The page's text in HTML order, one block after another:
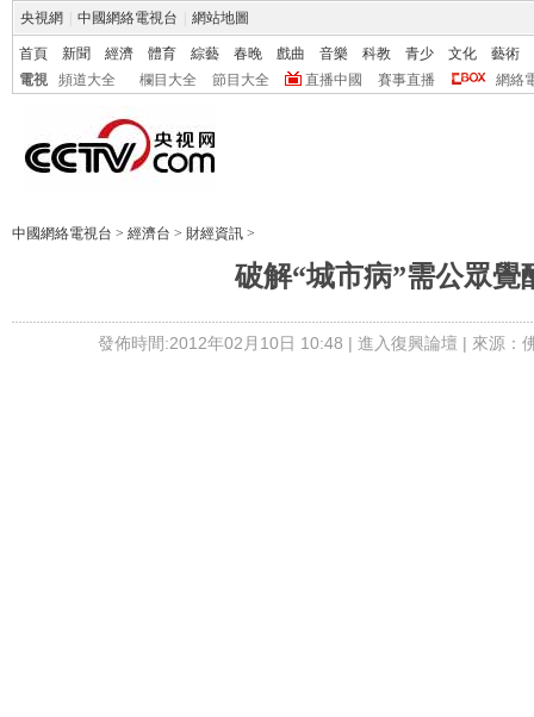
央視網 中國網絡電視台 網站地圖
首頁 新聞 經濟 體育 綜藝 春晚 戲曲 音樂 科教 青少 文化
藝術
電視
頻道大全 欄目大全 節目大全 直播中國 賽事直播 網絡
中國網絡電視台 > 經濟台 > 財經資訊 >
破解“城市病”需公眾覺
發佈時間:2012年02月10日 10:48 | 進入復興論壇 | 來源：